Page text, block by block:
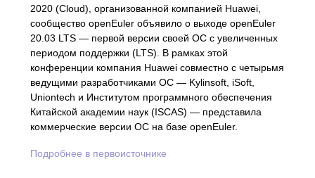
2020 (Cloud), организованной компанией Huawei,
сообщество openEuler объявило о выходе openEuler
20.03 LTS — первой версии своей ОС с увеличенных
периодом поддержки (LTS). В рамках этой
конференции компания Huawei совместно с четырьмя
ведущими разработчиками ОС — Kylinsoft, iSoft,
Uniontech и Институтом программного обеспечения
Китайской академии наук (ISCAS) — представила
коммерческие версии ОС на базе openEuler.
Подробнее в первоисточнике